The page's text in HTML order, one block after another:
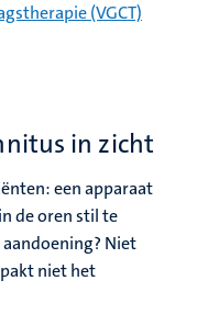
(VGCT)
in zicht
een apparaat
de oren stil te
Niet
niet het